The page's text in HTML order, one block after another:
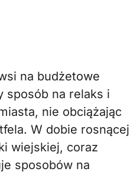
sposób na relaks i
nie obciążając
W dobie rosnącej
wiejskiej, coraz
sposobów na